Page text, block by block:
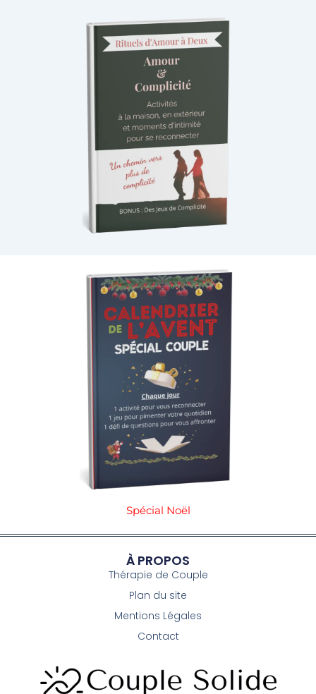
Spécial Noël
À PROPOS
Thérapie de Couple
Plan du site
Mentions Légales
Contact